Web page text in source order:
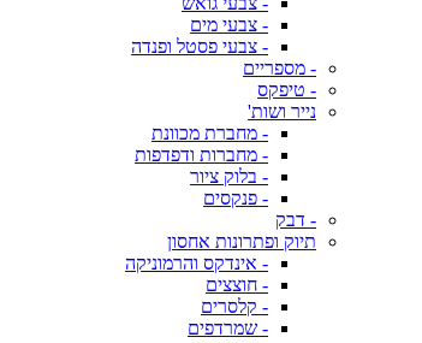
- צבעי מים
- צבעי פסטל ופנדה
- מספריים
- טיפקס
נייר ושות'
- מחברת מכוונת
- מחברות ודפדפות
- בלוק ציור
- פנקסים
- דבק
תיוק ופתרונות אחסון
- אינדקס והרמוניקה
- חוצצים
- קלסרים
- שמרדפים